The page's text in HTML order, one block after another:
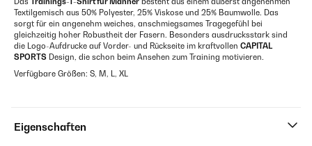
Textilgemisch aus 50% Polyester, 25% Viskose und 25% Baumwolle. Das
sorgt für ein angenehm weiches, anschmiegsames Tragegefühl bei
gleichzeitig hoher Robustheit der Fasern. Besonders ausdrucksstark sind
die Logo-Aufdrucke auf Vorder- und Rückseite im kraftvollen CAPITAL
SPORTS Design, die schon beim Ansehen zum Training motivieren.
Verfügbare Größen: S, M, L, XL
Eigenschaften